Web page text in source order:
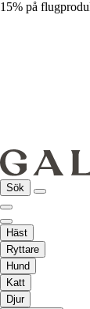
15% på
Sök
Häst
Ryttare
Hund
Katt
Djur